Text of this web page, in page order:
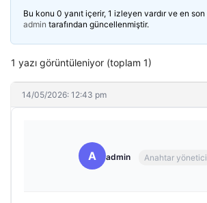
Bu konu 0 yanıt içerir, 1 izleyen vardır ve en son
admin tarafından güncellenmiştir.
1 yazı görüntüleniyor (toplam 1)
14/05/2026: 12:43 pm
A admin Anahtar yönetici